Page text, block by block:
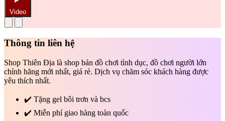
Video
Thông tin liên hệ
Shop Thiên Địa là shop bán đồ chơi tình dục, đồ chơi người lớn
chính hãng mới nhất, giá rẻ. Dịch vụ chăm sóc khách hàng được
yêu thích nhất.
✔️ Tặng gel bôi trơn và bcs
✔️ Miễn phí giao hàng toàn quốc